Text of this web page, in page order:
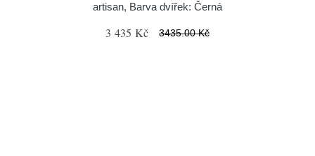
artisan, Barva dvířek: Černá
3 435 Kč 3435.00 Kč